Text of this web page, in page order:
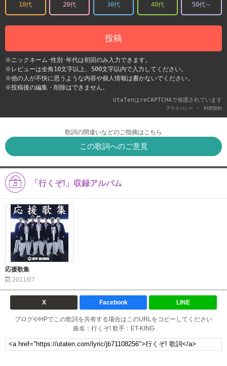
10代 20代 30代 40代 50代～
投稿
※ニックネーム･性別･年代は初回のみ入力できます。
※レビューは全角10文字以上、500文字以内で入力してください。
※他の人が不快に思うような内容や個人情報は書かないでください。
※投稿後の編集・削除はできません。
UtaTenはreCAPTCHAで保護されています
プライバシー - 利用契約
歌詞の間違いなどのご指摘はこちら
この歌詞へのご意見
「行くぞ!」収録アルバム
応援歌集
2011/07
X Facebook LINE
ブログやHPでこの歌詞を共有する場合はこのURLをコピーしてください
曲名：行くぞ! 歌手：ET-KING